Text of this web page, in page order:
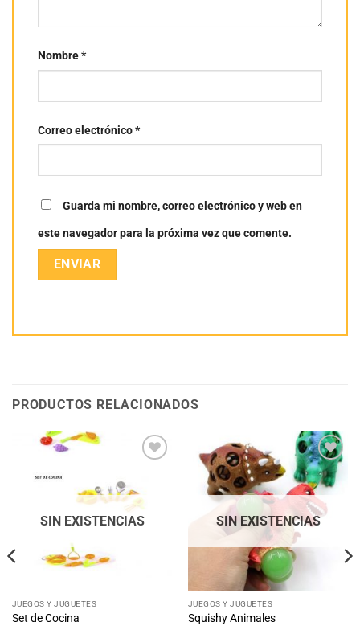
Nombre*
Correo electrónico*
Guarda mi nombre, correo electrónico y web en
este navegador para la próxima vez que comente.
PRODUCTOS RELACIONADOS
lista
deseos
SIN EXISTENCIAS
JUEGOS Y JUGUETES
Set de Cocina
Añadir
a la
lista
de
deseos
SIN EXISTENCIAS
JUEGOS Y JUGUETES
Squishy Animales